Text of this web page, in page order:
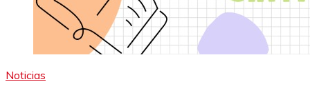
Noticias